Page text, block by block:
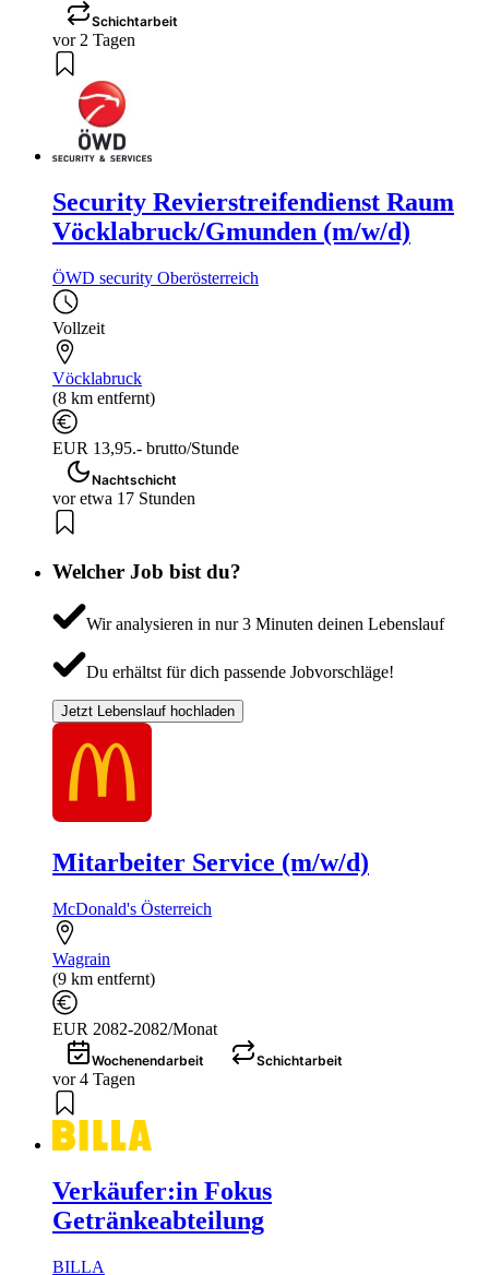
Schichtarbeit
vor 2 Tagen
Security Revierstreifendienst Raum
Vöcklabruck/Gmunden (m/w/d)
ÖWD security Oberösterreich
Vollzeit
Vöcklabruck
(8 km entfernt)
EUR 13,95.- brutto/Stunde
Nachtschicht
vor etwa 17 Stunden
Welcher Job bist du?
Wir analysieren in nur 3 Minuten deinen Lebenslauf
Du erhältst für dich passende Jobvorschläge!
Jetzt Lebenslauf hochladen
Mitarbeiter Service (m/w/d)
McDonald's Österreich
Wagrain
(9 km entfernt)
EUR 2082-2082/Monat
Wochenendarbeit Schichtarbeit
vor 4 Tagen
Verkäufer:in Fokus
Getränkeabteilung
BILLA